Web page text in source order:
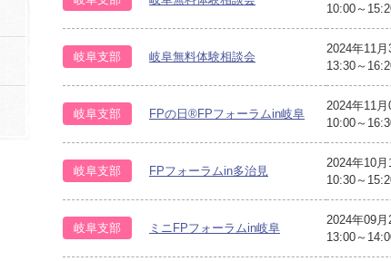
10:00～
岐阜支部 岐阜無料体験相談会
2024年11月
13:30～
岐阜支部 FPの日®FPフォーラムin岐阜
2024年11月
10:00～
岐阜支部 FPフォーラムin多治見
2024年10月
10:30～
岐阜支部 ミニFPフォーラムin岐阜
2024年09月
13:00～